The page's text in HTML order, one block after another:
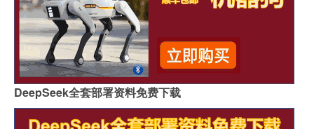
DeepSeek全套部署资料免费下载